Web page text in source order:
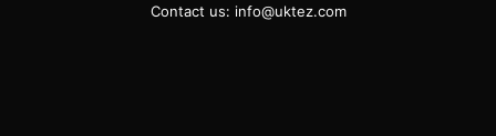
Contact us: info@uktez.com